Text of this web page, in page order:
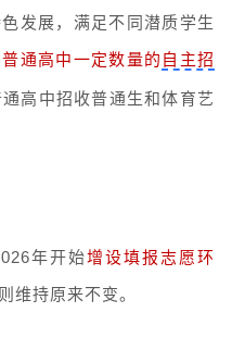
发展，满足不同潜质学生
通高中一定数量的 自主招
高中招收普通生和体育艺
年开始增设填报志愿环
维持原来不变。